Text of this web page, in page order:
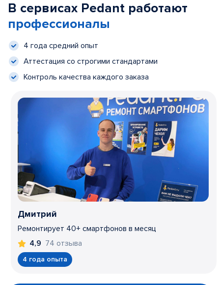
В сервисах Pedant работают
профессионалы
4 года средний опыт
Аттестация со строгими стандартами
Контроль качества каждого заказа
Дмитрий
Ремонтирует 40+ смартфонов в месяц
4,9 74 отзыва
4 года опыта